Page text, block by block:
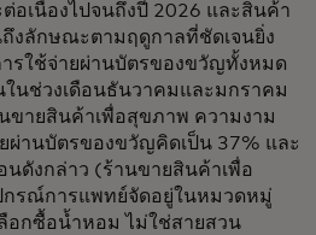
อเนื่องไปจนถึงปี 2026 และสินค้า
ถึงลักษณะตามฤดูกาลที่ชัดเจนยิ่ง
รใช้จ่ายผ่านบัตรของขวัญทั้งหมด
ในช่วงเดือนธันวาคมและมกราคม
ายสินค้าเพื่อสุขภาพ ความงาม
ผ่านบัตรของขวัญคิดเป็น 37% และ
นดังกล่าว (ร้านขายสินค้าเพื่อ
รณ์การแพทย์จัดอยู่ในหมวดหมู่
อกซื้อน้ำหอม ไม่ใช่สายสวน